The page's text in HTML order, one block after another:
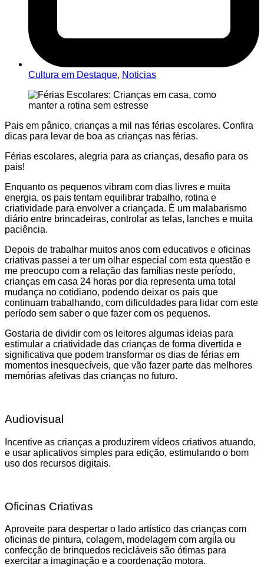
Cultura em Destaque, Noticias
Pais em pânico, crianças a mil nas férias escolares. Confira
dicas para levar de boa as crianças nas férias.
Férias escolares, alegria para as crianças, desafio para os
pais!
Enquanto os pequenos vibram com dias livres e muita
energia, os pais tentam equilibrar trabalho, rotina e
criatividade para envolver a criançada. É um malabarismo
diário entre brincadeiras, controlar as telas, lanches e muita
paciência.
Depois de trabalhar muitos anos com educativos e oficinas
criativas passei a ter um olhar especial com esta questão e
me preocupo com a relação das famílias neste período,
crianças em casa 24 horas por dia representa uma total
mudança no cotidiano, podendo deixar os pais que
continuam trabalhando, com dificuldades para lidar com este
período sem saber o que fazer com os pequenos.
Gostaria de dividir com os leitores algumas ideias para
estimular a criatividade das crianças de forma divertida e
significativa que podem transformar os dias de férias em
momentos inesquecíveis, que vão fazer parte das melhores
memórias afetivas das crianças no futuro.
Audiovisual
Incentive as crianças a produzirem vídeos criativos atuando,
e usar aplicativos simples para edição, estimulando o bom
uso dos recursos digitais.
Oficinas Criativas
Aproveite para despertar o lado artístico das crianças com
oficinas de pintura, colagem, modelagem com argila ou
confecção de brinquedos recicláveis são ótimas para
exercitar a imaginação e a coordenação motora.